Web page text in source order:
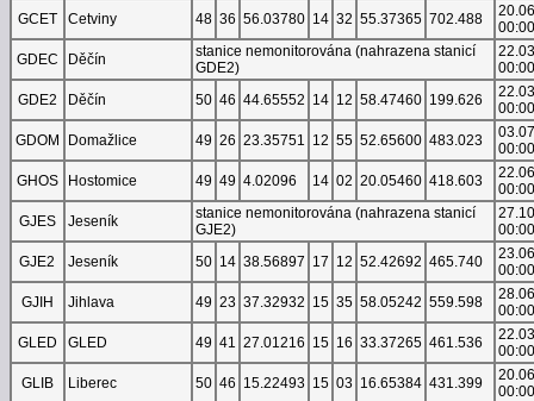
GCET
Cetviny 48 36 56.03780 14 32 55.37365 702.488
00:00
GDEC
Děčín
stanice nemonitorována (nahrazena stanicí
GDE2)
00:00
GDE2
Děčín 50 46 44.65552 14 12 58.47460 199.626
00:00
GDOM
Domažlice 49 26 23.35751 12 55 52.65600 483.023
00:00
GHOS
Hostomice 49 49 4.02096 14 02 20.05460 418.603
00:00
GJES
Jeseník
stanice nemonitorována (nahrazena stanicí
GJE2)
00:00
GJE2
Jeseník 50 14 38.56897 17 12 52.42692 465.740
00:00
GJIH
Jihlava 49 23 37.32932 15 35 58.05242 559.598
00:00
GLED
GLED 49 41 27.01216 15 16 33.37265 461.536
00:00
GLIB
Liberec 50 46 15.22493 15 03 16.65384 431.399
00:00